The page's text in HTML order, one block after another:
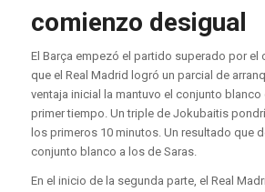
comienzo desigual
El Barça empezó el partido superado por el
que el Real Madrid logró un parcial de
ventaja inicial la mantuvo el conjunto blanco
primer tiempo. Un triple de Jokubaitis
los primeros 10 minutos. Un resultado que
conjunto blanco a los de Saras.
En el inicio de la segunda parte, el Real